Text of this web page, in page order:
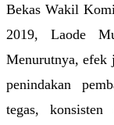
Bekas Wakil
2019, Laode
Menurutnya, efek
penindakan
tegas, konsisten